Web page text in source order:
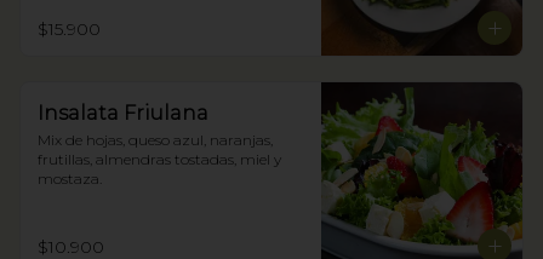
$15.900
Insalata Friulana
Mix de hojas, queso azul, naranjas,
frutillas, almendras tostadas, miel y
mostaza.
$10.900